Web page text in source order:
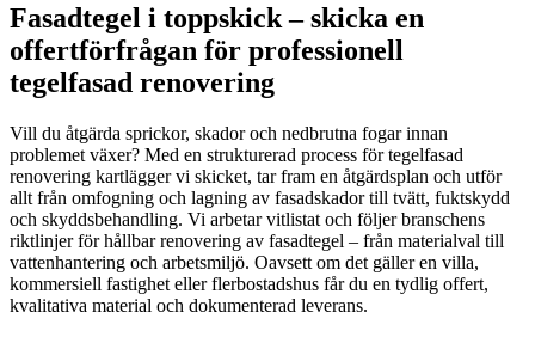
Fasadtegel i toppskick – skicka en
offertförfrågan för professionell
tegelfasad renovering
Vill du åtgärda sprickor, skador och nedbrutna fogar innan
problemet växer? Med en strukturerad process för tegelfasad
renovering kartlägger vi skicket, tar fram en åtgärdsplan och utför
allt från omfogning och lagning av fasadskador till tvätt, fuktskydd
och skyddsbehandling. Vi arbetar vitlistat och följer branschens
riktlinjer för hållbar renovering av fasadtegel – från materialval till
vattenhantering och arbetsmiljö. Oavsett om det gäller en villa,
kommersiell fastighet eller flerbostadshus får du en tydlig offert,
kvalitativa material och dokumenterad leverans.